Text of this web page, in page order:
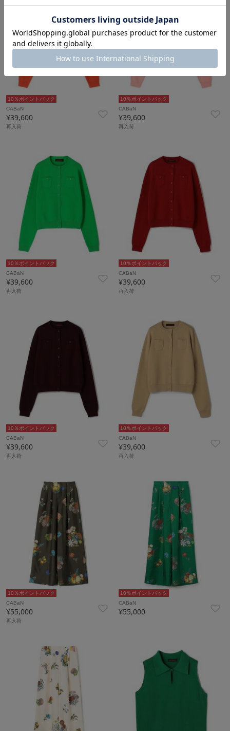
10％ポイントバック
CABaN
¥39,600
再入荷
10％ポイントバック
CABaN
¥39,600
再入荷
10％ポイントバック
CABaN
¥39,600
再入荷
10％ポイントバック
CABaN
¥39,600
再入荷
10％ポイントバック
CABaN
¥39,600
再入荷
10％ポイントバック
CABaN
¥39,600
再入荷
10％ポイントバック
CABaN
¥55,000
再入荷
10％ポイントバック
CABaN
¥55,000